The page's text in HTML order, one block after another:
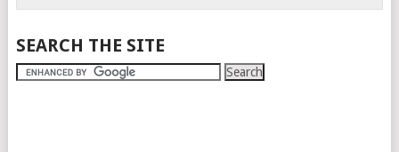
SEARCH THE SITE